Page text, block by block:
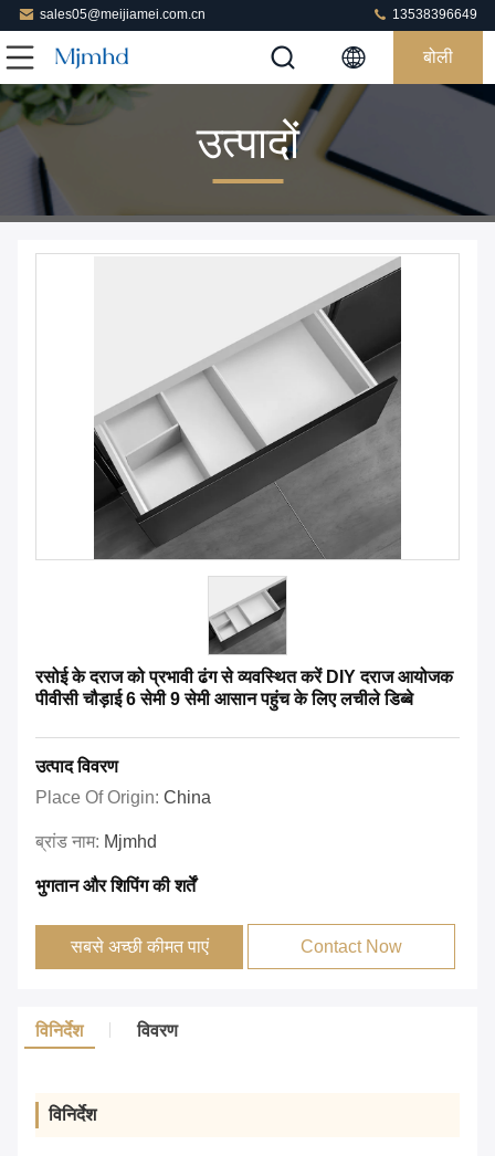
sales05@meijiamei.com.cn 13538396649
बोली
उत्पादों
रसोई के दराज को प्रभावी ढंग से व्यवस्थित करें DIY दराज आयोजक
पीवीसी चौड़ाई 6 सेमी 9 सेमी आसान पहुंच के लिए लचीले डिब्बे
उत्पाद विवरण
Place Of Origin: China
ब्रांड नाम: Mjmhd
भुगतान और शिपिंग की शर्तें
सबसे अच्छी कीमत पाएं Contact Now
विनिर्देश विवरण
विनिर्देश